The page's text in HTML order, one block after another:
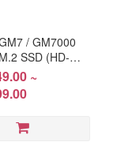
/ GM7000
SSD (HD-
4T/HD-
4T)
~